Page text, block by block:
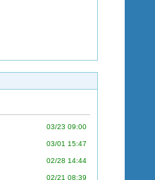
03/23 09:00
03/01 15:47
02/28 14:44
02/21 08:39